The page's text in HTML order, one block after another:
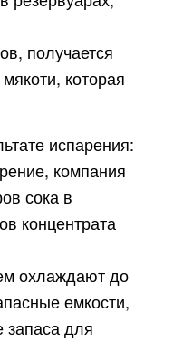
получается
которая
испарения:
компания
сока в
концентрата
охлаждают до
емкости,
запаса для